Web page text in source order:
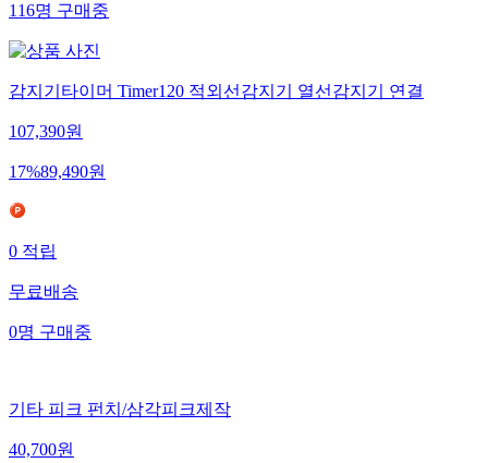
116명 구매중
감지기타이머 Timer120 적외선감지기 열선감지기 연결
107,390원
17%89,490원
0 적립
무료배송
0명 구매중
기타 피크 펀치/삼각피크제작
40,700원